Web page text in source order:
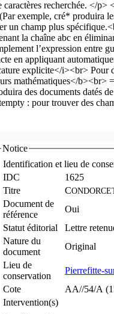
Notice
Identification et lieu de
IDC
1625
Titre
C
Document de
référence
Oui
Statut éditorial
Lettre
Nature du
document
Original
Lieu de
conservation
Pierrefitte-
Cote
AA//54/A
Intervention(s)